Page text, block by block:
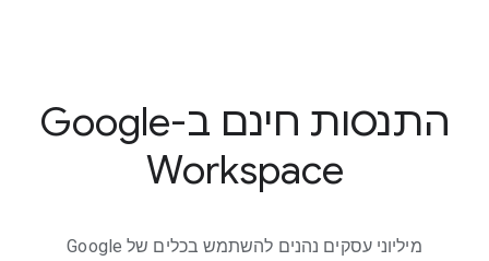
התנסות חינם ב-Google
Workspace
מיליוני עסקים נהנים להשתמש בכלים של Google